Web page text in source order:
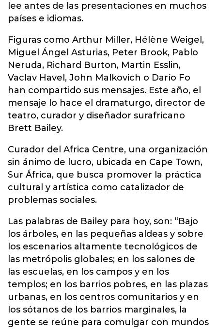
lee antes de las presentaciones en muchos
países e idiomas.
Figuras como Arthur Miller, Hélène Weigel,
Miguel Ángel Asturias, Peter Brook, Pablo
Neruda, Richard Burton, Martin Esslin,
Vaclav Havel, John Malkovich o Darío Fo
han compartido sus mensajes. Este año, el
mensaje lo hace el dramaturgo, director de
teatro, curador y diseñador surafricano
Brett Bailey.
Curador del Africa Centre, una organización
sin ánimo de lucro, ubicada en Cape Town,
Sur África, que busca promover la práctica
cultural y artística como catalizador de
problemas sociales.
Las palabras de Bailey para hoy, son: “Bajo
los árboles, en las pequeñas aldeas y sobre
los escenarios altamente tecnológicos de
las metrópolis globales; en los salones de
las escuelas, en los campos y en los
templos; en los barrios pobres, en las plazas
urbanas, en los centros comunitarios y en
los sótanos de los barrios marginales, la
gente se reúne para comulgar con mundos